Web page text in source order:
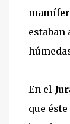
estaban
En el
que